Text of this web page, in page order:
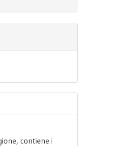
contiene i